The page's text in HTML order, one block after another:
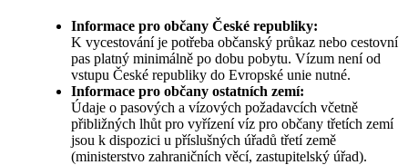
Informace pro občany České republiky:
K vycestování je potřeba občanský průkaz nebo cestovní
pas platný minimálně po dobu pobytu. Vízum není od
vstupu České republiky do Evropské unie nutné.
Informace pro občany ostatních zemí:
Údaje o pasových a vízových požadavcích včetně
přibližných lhůt pro vyřízení víz pro občany třetích zemí
jsou k dispozici u příslušných úřadů třetí země
(ministerstvo zahraničních věcí, zastupitelský úřad).